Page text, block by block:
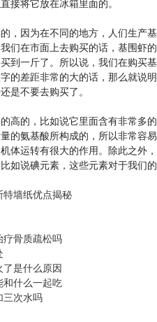
接将它放在冰箱里面的。
因为在不同的地方，人们生产基
们在市面上去购买的话，基围虾的
到一斤了。所以说，我们在购买基
的差距非常的大的话，那么就说明
是不要去购买了。
的，比如说它里面含有非常多的
的氨基酸所构成的，所以非常容易
体运转有很大的作用。除此之外，
如说碘元素，这些元素对于我们的
墙纸优点揭秘
骨质疏松吗
是什么原因
和什么一起吃
三次水吗